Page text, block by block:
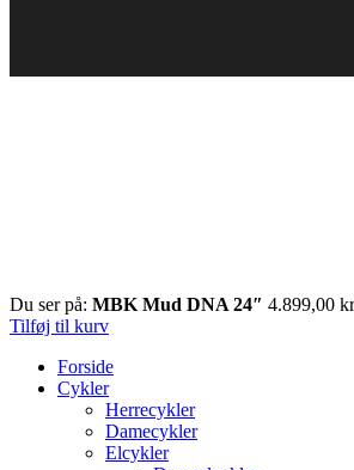
Du ser på: MBK Mud DNA 24″ 4.899,00
Tilføj til kurv
Forside
Cykler
Herrecykler
Damecykler
Elcykler